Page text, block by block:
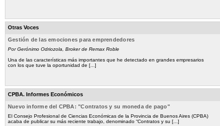
Otras Voces
Gestión de las emociones para emprendedores
Por Gerónimo Odriozola, Broker de Remax Roble
Una de las características más importantes que he detectado en grandes empresarios
con los que tuve la oportunidad de [...]
CPBA. Informes Económicos
Nuevo informe del CPBA: "Contratos y su moneda de pago"
El Consejo Profesional de Ciencias Económicas de la Provincia de Buenos Aires (CPBA)
acaba de publicar su más reciente trabajo, denominado “Contratos y su [...]